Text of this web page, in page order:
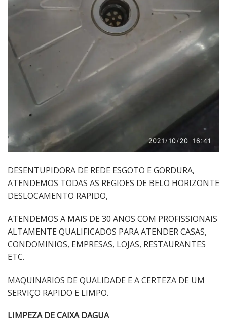
DESENTUPIDORA DE REDE ESGOTO E GORDURA,
ATENDEMOS TODAS AS REGIOES DE BELO HORIZONTE
DESLOCAMENTO RAPIDO,
ATENDEMOS A MAIS DE 30 ANOS COM PROFISSIONAIS
ALTAMENTE QUALIFICADOS PARA ATENDER CASAS,
CONDOMINIOS, EMPRESAS, LOJAS, RESTAURANTES
ETC.
MAQUINARIOS DE QUALIDADE E A CERTEZA DE UM
SERVIÇO RAPIDO E LIMPO.
LIMPEZA DE CAIXA DAGUA